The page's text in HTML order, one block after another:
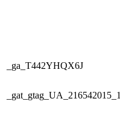
_ga_T442YHQX6J
_gat_gtag_UA_216542015_1